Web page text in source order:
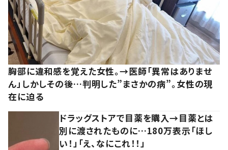
胸部に違和感を覚えた女性。→医師「異常はありませ
ん」しかしその後…判明した”まさかの病”。女性の現
在に迫る
ドラッグストアで目薬を購入→目薬とは
別に渡されたものに…180万表示「ほし
い！」「え、なにこれ！！」